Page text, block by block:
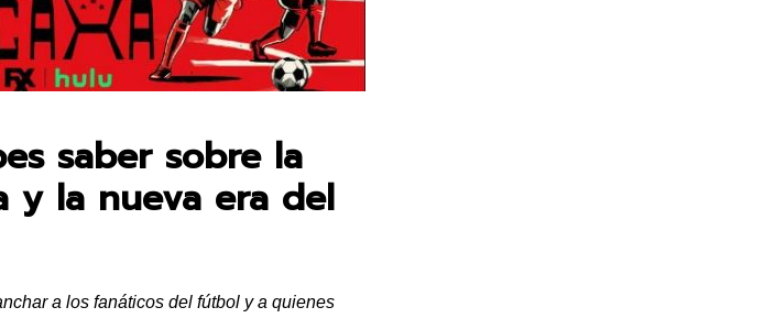
saber sobre la
y la nueva era del
a los fanáticos del fútbol y a quienes